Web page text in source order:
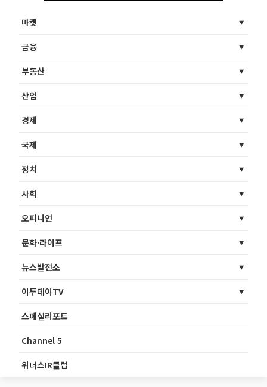
마켓
금융
부동산
산업
경제
국제
정치
사회
오피니언
문화·라이프
뉴스발전소
이투데이TV
스페셜리포트
Channel 5
위너스IR클럽